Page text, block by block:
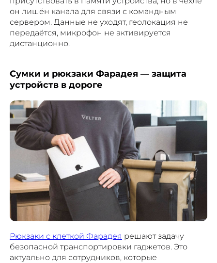
он лишён канала для связи с командным
сервером. Данные не уходят, геолокация не
передаётся, микрофон не активируется
дистанционно.
Сумки и рюкзаки Фарадея — защита
устройств в дороге
Рюкзаки с клеткой Фарадея решают задачу
безопасной транспортировки гаджетов. Это
актуально для сотрудников, которые